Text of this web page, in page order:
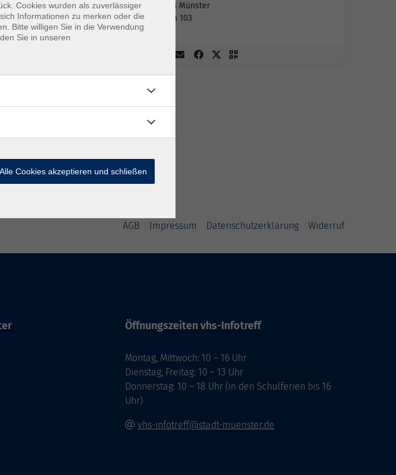
48143 Münster
Raum 103
AGB Impressum Datenschutzerklärung Widerruf
Öffnungszeiten vhs-Infotreff
Montag, Mittwoch: 10 – 16 Uhr
Dienstag, Freitag: 10 – 13 Uhr
Donnerstag: 10 – 18 Uhr (in den Schulferien bis 16
Uhr)
vhs-infotreff@stadt-muenster.de
Cookies wurden als zuverlässiger
Informationen zu merken oder die
Bitte willigen Sie in die Verwendung
Sie in unseren
Alle Cookies akzeptieren und schließen